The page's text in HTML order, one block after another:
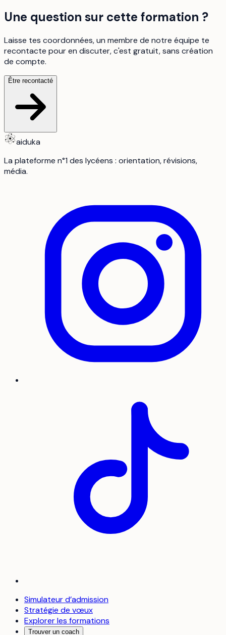
Une question sur cette formation ?
Laisse tes coordonnées, un membre de notre équipe te
recontacte pour en discuter, c'est gratuit, sans création
de compte.
Être recontacté
aiduka
La plateforme n°1 des lycéens : orientation, révisions,
média.
Simulateur d’admission
Stratégie de vœux
Explorer les formations
Trouver un coach